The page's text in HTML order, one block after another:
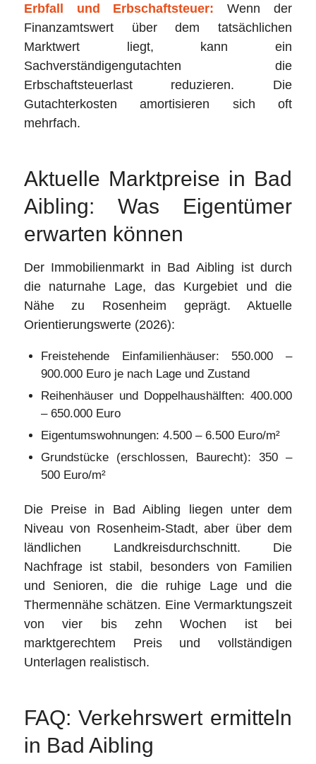
Erbfall und Erbschaftsteuer: Wenn der
Finanzamtswert über dem tatsächlichen
Marktwert liegt, kann ein
Sachverständigengutachten die
Erbschaftsteuerlast reduzieren. Die
Gutachterkosten amortisieren sich oft
mehrfach.
Aktuelle Marktpreise in Bad
Aibling: Was Eigentümer
erwarten können
Der Immobilienmarkt in Bad Aibling ist durch
die naturnahe Lage, das Kurgebiet und die
Nähe zu Rosenheim geprägt. Aktuelle
Orientierungswerte (2026):
Freistehende Einfamilienhäuser: 550.000 –
900.000 Euro je nach Lage und Zustand
Reihenhäuser und Doppelhaushälften: 400.000
– 650.000 Euro
Eigentumswohnungen: 4.500 – 6.500 Euro/m²
Grundstücke (erschlossen, Baurecht): 350 –
500 Euro/m²
Die Preise in Bad Aibling liegen unter dem
Niveau von Rosenheim-Stadt, aber über dem
ländlichen Landkreisdurchschnitt. Die
Nachfrage ist stabil, besonders von Familien
und Senioren, die die ruhige Lage und die
Thermennähe schätzen. Eine Vermarktungszeit
von vier bis zehn Wochen ist bei
marktgerechtem Preis und vollständigen
Unterlagen realistisch.
FAQ: Verkehrswert ermitteln
in Bad Aibling